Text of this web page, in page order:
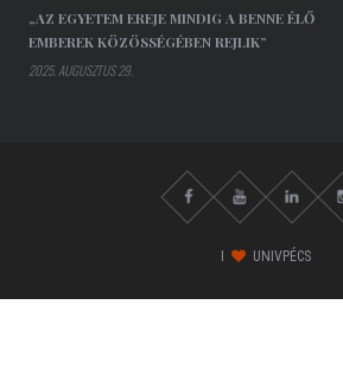
„AZ EGYETEM EREJE MINDIG A BENNE ÉLŐ
EMBEREK KÖZÖSSÉGÉBEN REJLIK”
2025. AUGUSZTUS 29.
UNIVPÉCS